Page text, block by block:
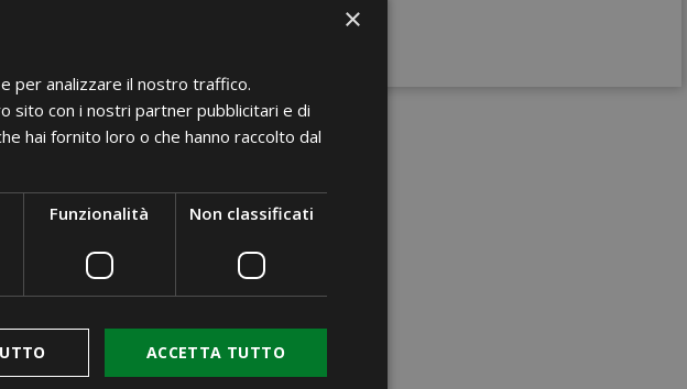
PRODOTTO
×
per analizzare il nostro traffico.
sito con i nostri partner pubblicitari e di
hai fornito loro o che hanno raccolto dal
Funzionalità Non classificati
ACCETTA TUTTO